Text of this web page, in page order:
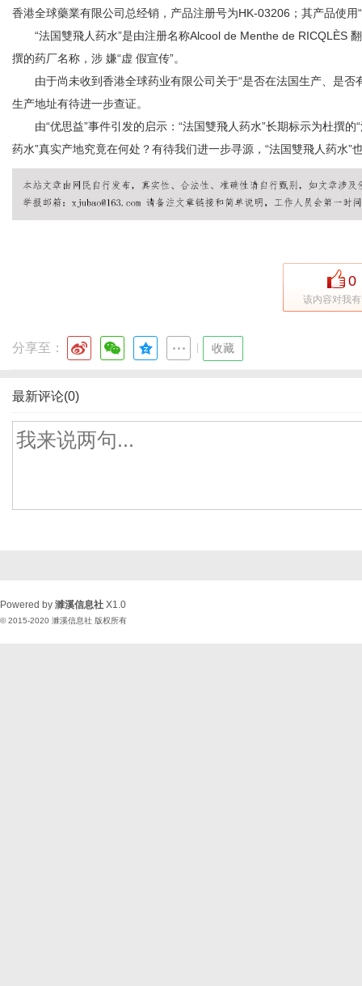
香港全球藥業有限公司总经销，产品注册号为HK-03206；其产品使用
“法国雙飛人药水”是由注册名称Alcool de Menthe de RICQLÈS
撰的药厂名称，涉 嫌“虚 假宣传”。
由于尚未收到香港全球药业有限公司关于“是否在法国生产、是否
生产地址有待进一步查证。
由“优思益”事件引发的启示：“法国雙飛人药水”长期标示为杜撰的
药水”真实产地究竟在何处？有待我们进一步寻源，“法国雙飛人药水”
0
该内容对我
分享至： 收藏
最新评论(0)
Powered by 濉溪信息社 X1.0
© 2015-2020 濉溪信息社 版权所有